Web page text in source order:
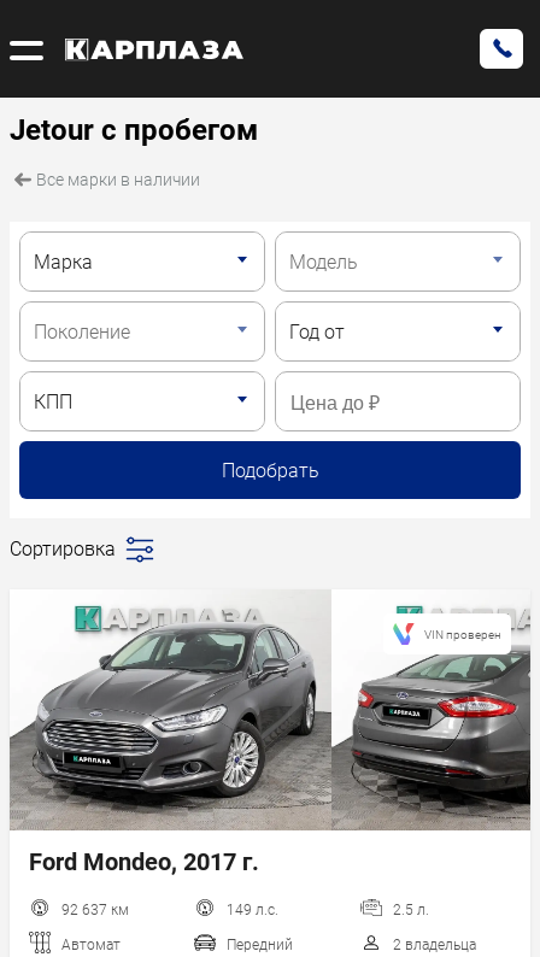
Jetour с пробегом
Все марки в наличии
Сортировка
Сначала
Сначала
дороже
Пробег
Год новее
Год старше
Ford Mondeo, 2017 г.
92 637 км 149 л.с. 2.5 л.
Автомат Передний 2 владельца
VIN проверен
Подобрать